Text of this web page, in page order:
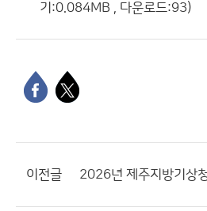
기:0.084MB , 다운로드:93)
이전글